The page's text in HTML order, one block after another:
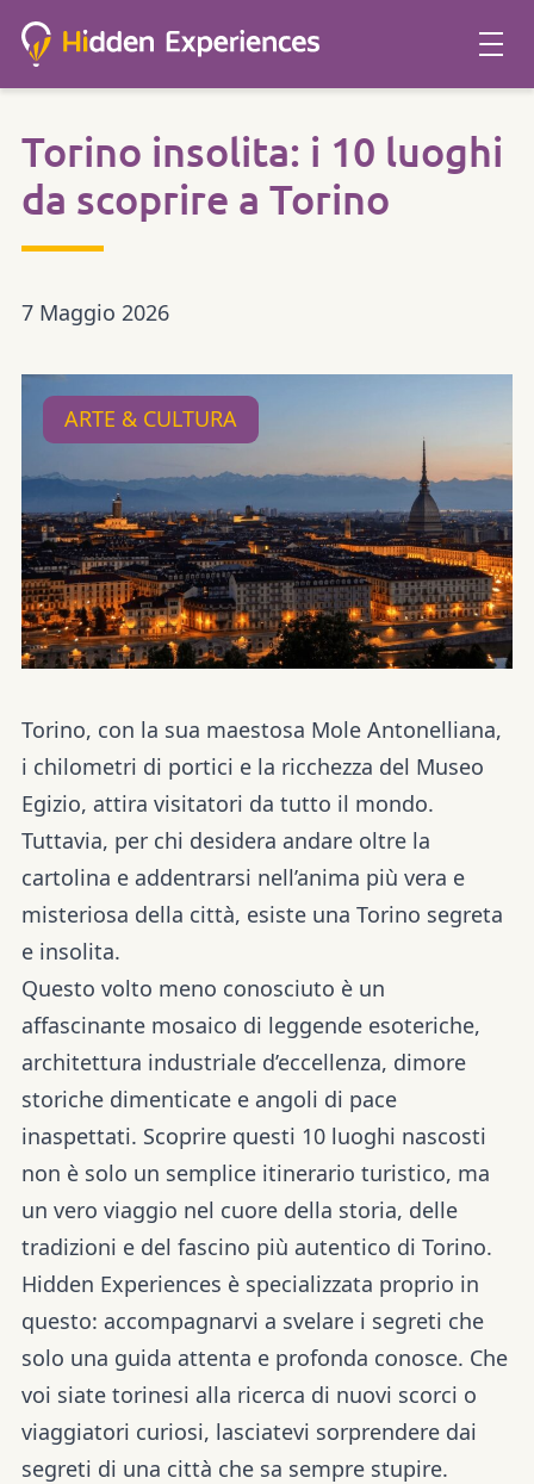
Torino insolita: i 10 luoghi
da scoprire a Torino
7 Maggio 2026
ARTE & CULTURA
Torino, con la sua maestosa Mole Antonelliana,
i chilometri di portici e la ricchezza del Museo
Egizio, attira visitatori da tutto il mondo.
Tuttavia, per chi desidera andare oltre la
cartolina e addentrarsi nell’anima più vera e
misteriosa della città, esiste una Torino segreta
e insolita.
Questo volto meno conosciuto è un
affascinante mosaico di leggende esoteriche,
architettura industriale d’eccellenza, dimore
storiche dimenticate e angoli di pace
inaspettati. Scoprire questi 10 luoghi nascosti
non è solo un semplice itinerario turistico, ma
un vero viaggio nel cuore della storia, delle
tradizioni e del fascino più autentico di Torino.
Hidden Experiences è specializzata proprio in
questo: accompagnarvi a svelare i segreti che
solo una guida attenta e profonda conosce. Che
voi siate torinesi alla ricerca di nuovi scorci o
viaggiatori curiosi, lasciatevi sorprendere dai
segreti di una città che sa sempre stupire.